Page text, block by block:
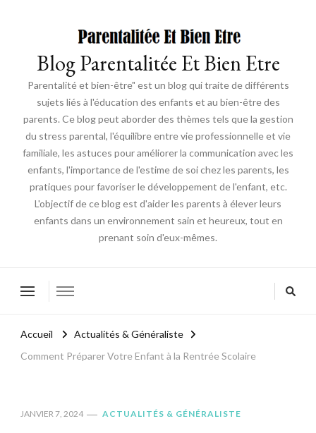
Blog Parentalitée Et Bien Etre
Parentalité et bien-être" est un blog qui traite de différents
sujets liés à l'éducation des enfants et au bien-être des
parents. Ce blog peut aborder des thèmes tels que la gestion
du stress parental, l'équilibre entre vie professionnelle et vie
familiale, les astuces pour améliorer la communication avec les
enfants, l'importance de l'estime de soi chez les parents, les
pratiques pour favoriser le développement de l'enfant, etc.
L'objectif de ce blog est d'aider les parents à élever leurs
enfants dans un environnement sain et heureux, tout en
prenant soin d'eux-mêmes.
Accueil
Actualités & Généraliste
Comment Préparer Votre Enfant à la Rentrée Scolaire
JANVIER 7, 2024 ACTUALITÉS & GÉNÉRALISTE